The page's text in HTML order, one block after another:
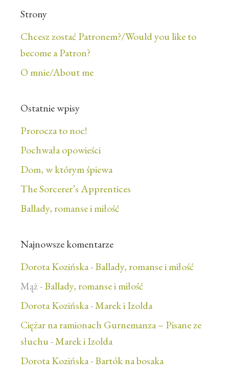
Strony
Chcesz zostać Patronem?/Would you like to
become a Patron?
O mnie/About me
Ostatnie wpisy
Prorocza to noc!
Pochwała opowieści
Dom, w którym śpiewa
The Sorcerer’s Apprentices
Ballady, romanse i miłość
Najnowsze komentarze
Dorota Kozińska-Ballady, romanse i miłość
Mąż-Ballady, romanse i miłość
Dorota Kozińska-Marek i Izolda
Ciężar na ramionach Gurnemanza – Pisane ze
słuchu-Marek i Izolda
Dorota Kozińska-Bartók na bosaka